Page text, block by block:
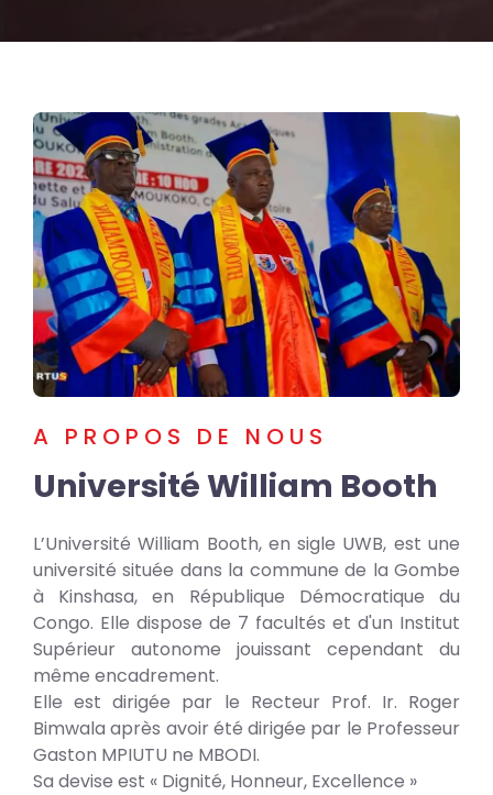
A PROPOS DE NOUS
Université William Booth
L’Université William Booth, en sigle UWB, est une
université située dans la commune de la Gombe
à Kinshasa, en République Démocratique du
Congo. Elle dispose de 7 facultés et d'un Institut
Supérieur autonome jouissant cependant du
même encadrement.
Elle est dirigée par le Recteur Prof. Ir. Roger
Bimwala après avoir été dirigée par le Professeur
Gaston MPIUTU ne MBODI.
Sa devise est « Dignité, Honneur, Excellence »